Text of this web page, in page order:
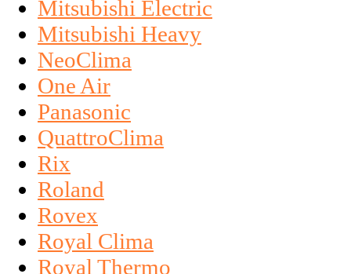
Mitsubishi Electric
Mitsubishi Heavy
NeoClima
One Air
Panasonic
QuattroClima
Rix
Roland
Rovex
Royal Clima
Royal Thermo